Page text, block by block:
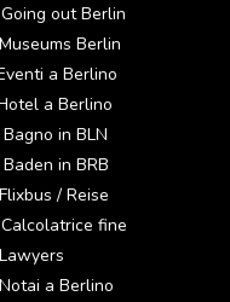
Going out Berlin
Museums Berlin
a Berlino
a Berlino
Bagno in BLN
Baden in BRB
Flixbus / Reise
Calcolatrice fine
Lawyers
Notai a Berlino